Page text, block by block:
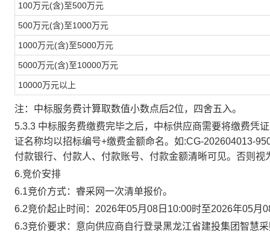
100万元(含)至500万元
500万元(含)至1000万元
1000万元(含)至5000万元
5000万元(含)至10000万元
10000万元以上
注： 中标服务费计算取数值小数点后2位，四舍五入。
5.3.3 中标服务费缴费完毕之后，中标供应商需要将缴费凭
证名称均以招标编号+缴费金额命名。如:CG-202604013-
付款银行、付款人、付款账号、付款金额清晰可见。否则视
6.竞价安排
6.1竞价方式：睿采网一次清单报价。
6.2竞价起止时间：2026年05月08日10:00时至2026年05月
6.3竞价要求：意向供应商自行登录黑龙江省建投集团智慧